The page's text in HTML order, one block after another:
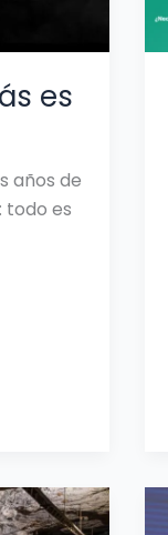
es
años de
todo es